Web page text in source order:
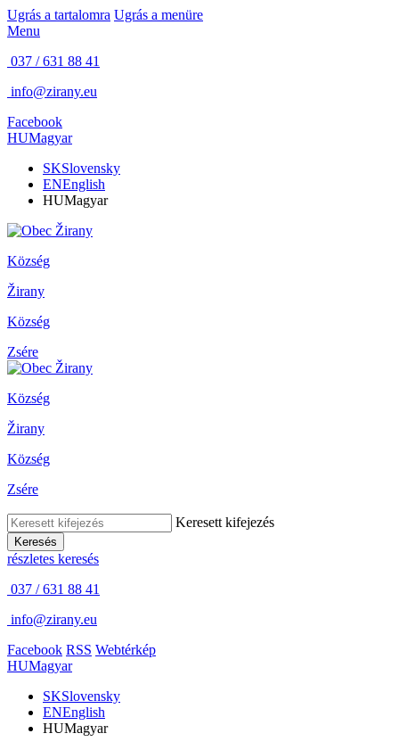
Ugrás a tartalomra Ugrás a menüre
Menu
037 / 631 88 41
info@zirany.eu
Facebook
HUMagyar
SKSlovensky
ENEnglish
HUMagyar
Község
Žirany
Község
Zsére
Község
Žirany
Község
Zsére
Keresett kifejezés
Keresés
részletes keresés
037 / 631 88 41
info@zirany.eu
Facebook RSS Webtérkép
HUMagyar
SKSlovensky
ENEnglish
HUMagyar